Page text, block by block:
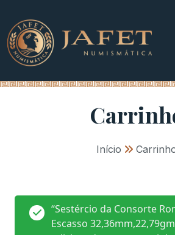
Início »
“Sestércio da Consorte
Escasso